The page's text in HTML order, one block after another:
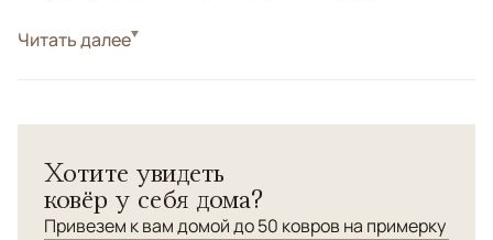
СтильСовременные
Читать далее
Хотите увидеть
ковёр у себя дома?
Привезем к вам домой до 50 ковров на примерку